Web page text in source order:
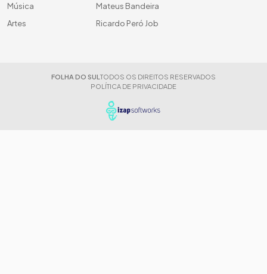
Música
Artes
Mateus Bandeira
Ricardo Peró Job
FOLHA DO SUL TODOS OS DIREITOS RESERVADOS
POLÍTICA DE PRIVACIDADE